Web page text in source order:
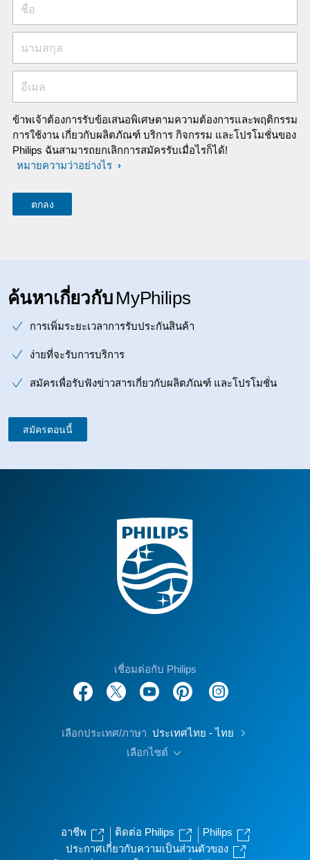
ชื่อ
นามสกุล
อีเมล
ข้าพเจ้าต้องการรับข้อเสนอพิเศษตามความต้องการและพฤติกรรม
การใช้งาน เกี่ยวกับผลิตภัณฑ์ บริการ กิจกรรม และโปรโมชั่นของ
Philips ฉันสามารถยกเลิกการสมัครรับเมื่อไรก็ได้!
หมายความว่าอย่างไร
ค้นหาเกี่ยวกับ MyPhilips
การเพิ่มระยะเวลาการรับประกันสินค้า
ง่ายที่จะรับการบริการ
สมัครเพื่อรับฟังข่าวสารเกี่ยวกับผลิตภัณฑ์ และโปรโมชั่น
สมัครตอนนี้
เชื่อมต่อกับ Philips
เลือกประเทศ/ภาษา ประเทศไทย - ไทย
เลือกไซต์
อาชีพ ติดต่อ Philips
Philips
ประกาศเกี่ยวกับความเป็นส่วนตัวของ